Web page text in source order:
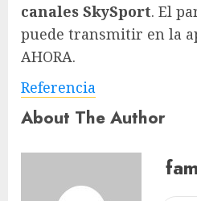
canales SkySport. El
puede transmitir en la
AHORA.
Referencia
About The Author